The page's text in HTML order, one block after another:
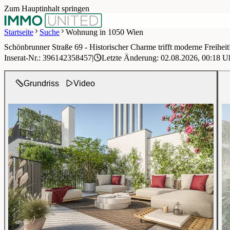
Zum Hauptinhalt springen
Startseite
Suche Wohnung in 1050 Wien
1 / 9
Grundriss Video
Schönbrunner Straße 69 - Historischer Charme trifft moderne
Inserat-Nr.: 396142358457| Letzte Änderung: 02.08.2026, 00:18